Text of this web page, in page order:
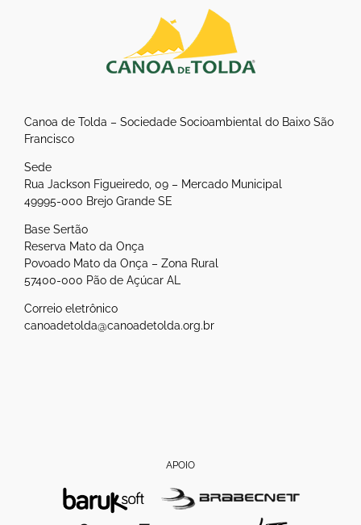
Canoa de Tolda – Sociedade Socioambiental do Baixo São
Francisco
Sede
Rua Jackson Figueiredo, 09 – Mercado Municipal
49995-000 Brejo Grande SE
Base Sertão
Reserva Mato da Onça
Povoado Mato da Onça – Zona Rural
57400-000 Pão de Açúcar AL
Correio eletrônico
canoadetolda@canoadetolda.org.br
APOIO